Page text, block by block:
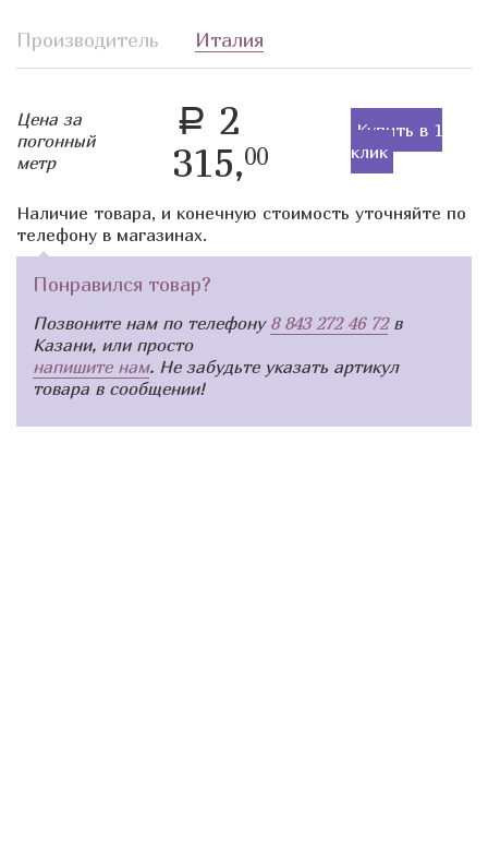
Производитель Италия
Цена за
погонный
метр
a
2
315,00
Купить в 1
клик
Наличие товара, и конечную стоимость уточняйте по
телефону в магазинах.
Понравился товар?
Позвоните нам по телефону 8 843 272 46 72в
Казани, или просто
напишите нам. Не забудьте указать артикул
товара в сообщении!